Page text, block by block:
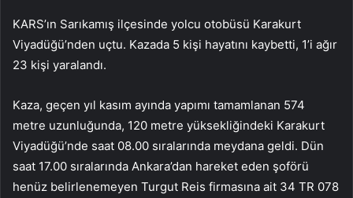
KARS’ın Sarıkamış ilçesinde yolcu otobüsü Karakurt
Viyadüğü’nden uçtu. Kazada 5 kişi hayatını kaybetti, 1’i ağır
23 kişi yaralandı.
Kaza, geçen yıl kasım ayında yapımı tamamlanan 574
metre uzunluğunda, 120 metre yüksekliğindeki Karakurt
Viyadüğü’nde saat 08.00 sıralarında meydana geldi. Dün
saat 17.00 sıralarında Ankara’dan hareket eden şoförü
henüz belirlenemeyen Turgut Reis firmasına ait 34 TR 078